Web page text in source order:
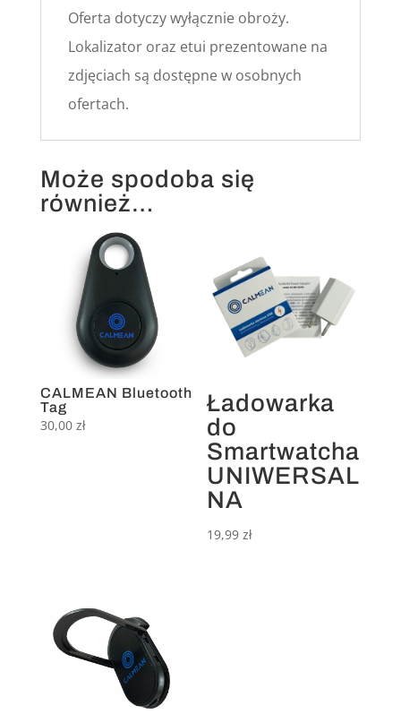
Oferta dotyczy wyłącznie obroży.
Lokalizator oraz etui prezentowane na
zdjęciach są dostępne w osobnych
ofertach.
Może spodoba się
również…
CALMEAN Bluetooth
Tag
30,00 zł
Ładowarka
do
Smartwatcha
UNIWERSAL
NA
19,99zł